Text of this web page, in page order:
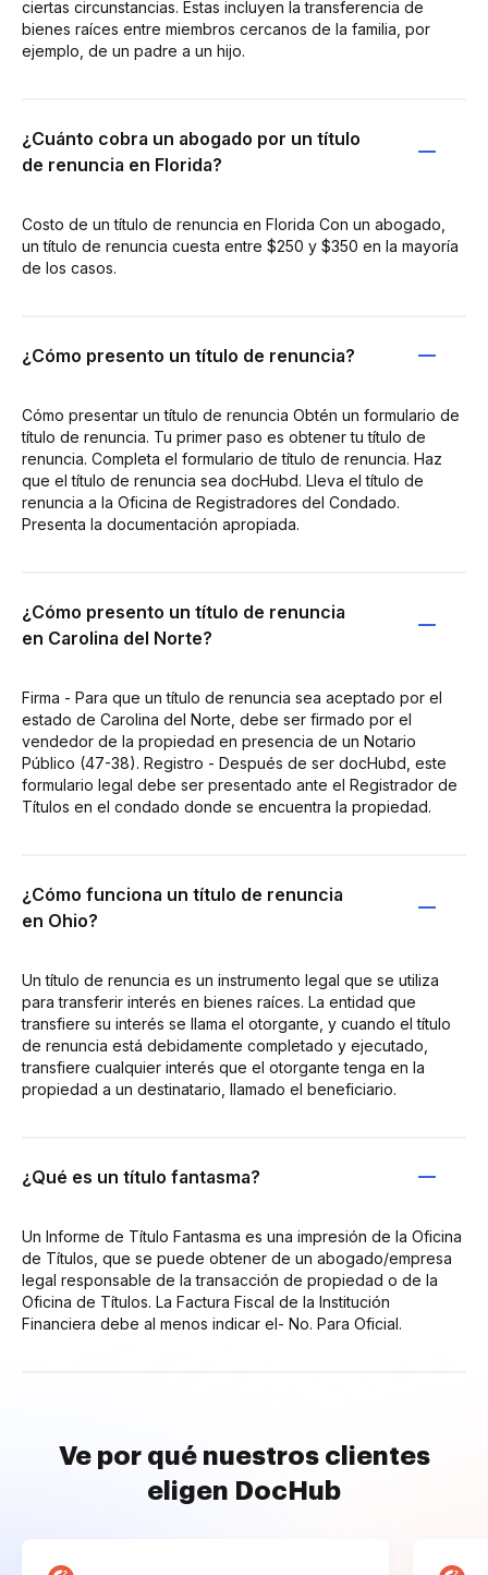
ciertas circunstancias. Estas incluyen la transferencia de
bienes raíces entre miembros cercanos de la familia, por
ejemplo, de un padre a un hijo.
¿Cuánto cobra un abogado por un título
de renuncia en Florida?
Costo de un título de renuncia en Florida Con un abogado,
un título de renuncia cuesta entre $250 y $350 en la mayoría
de los casos.
¿Cómo presento un título de renuncia?
Cómo presentar un título de renuncia Obtén un formulario de
título de renuncia. Tu primer paso es obtener tu título de
renuncia. Completa el formulario de título de renuncia. Haz
que el título de renuncia sea docHubd. Lleva el título de
renuncia a la Oficina de Registradores del Condado.
Presenta la documentación apropiada.
¿Cómo presento un título de renuncia
en Carolina del Norte?
Firma - Para que un título de renuncia sea aceptado por el
estado de Carolina del Norte, debe ser firmado por el
vendedor de la propiedad en presencia de un Notario
Público (47-38). Registro - Después de ser docHubd, este
formulario legal debe ser presentado ante el Registrador de
Títulos en el condado donde se encuentra la propiedad.
¿Cómo funciona un título de renuncia
en Ohio?
Un título de renuncia es un instrumento legal que se utiliza
para transferir interés en bienes raíces. La entidad que
transfiere su interés se llama el otorgante, y cuando el título
de renuncia está debidamente completado y ejecutado,
transfiere cualquier interés que el otorgante tenga en la
propiedad a un destinatario, llamado el beneficiario.
¿Qué es un título fantasma?
Un Informe de Título Fantasma es una impresión de la Oficina
de Títulos, que se puede obtener de un abogado/empresa
legal responsable de la transacción de propiedad o de la
Oficina de Títulos. La Factura Fiscal de la Institución
Financiera debe al menos indicar el- No. Para Oficial.
Ve por qué nuestros clientes
eligen DocHub